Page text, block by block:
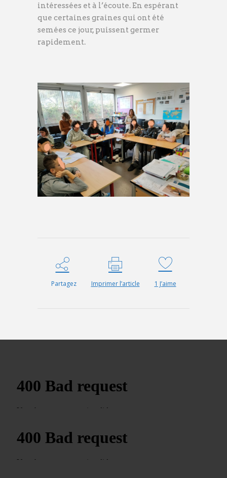
intéressées et à l’écoute. En espérant
que certaines graines qui ont été
semées ce jour, puissent germer
rapidement.
Partagez Imprimer l’article 1 J’aime